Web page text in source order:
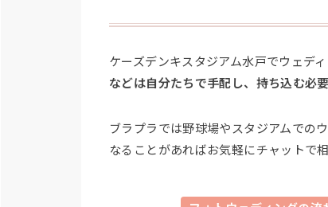
ケーズデンキスタジアム水戸でウェディ
などは自分たちで手配し、持ち込む必要
ブラプラでは野球場やスタジアムでの
なることがあればお気軽にチャットで相